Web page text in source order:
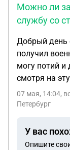
Можно ли
службу со
Добрый день
получил
могу потий и
смотря на
07 мая, 14:04,
Петербург
У вас
Опишите